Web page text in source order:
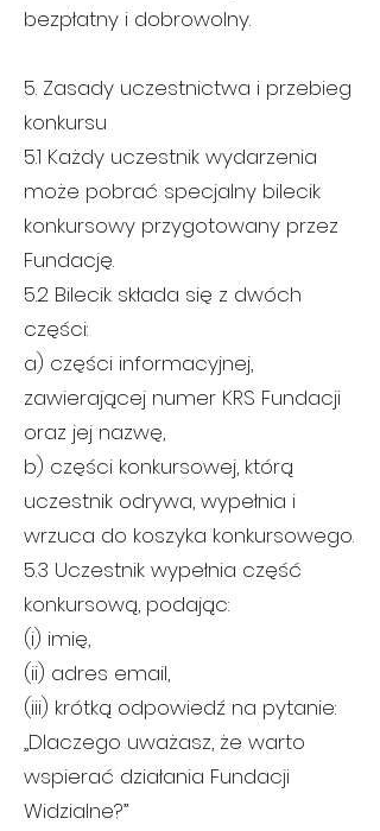
bezpłatny i dobrowolny.
5. Zasady uczestnictwa i przebieg
konkursu
5.1 Każdy uczestnik wydarzenia
może pobrać specjalny bilecik
konkursowy przygotowany przez
Fundację.
5.2 Bilecik składa się z dwóch
części:
a) części informacyjnej,
zawierającej numer KRS Fundacji
oraz jej nazwę,
b) części konkursowej, którą
uczestnik odrywa, wypełnia i
wrzuca do koszyka konkursowego.
5.3 Uczestnik wypełnia część
konkursową, podając:
(i) imię,
(ii) adres email,
(iii) krótką odpowiedź na pytanie:
„Dlaczego uważasz, że warto
wspierać działania Fundacji
Widzialne?”